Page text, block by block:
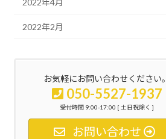
2022年4月
2022年2月
お気軽にお問い合わせください。
050-5527-1937
受付時間 9:00-17:00 [ 土日祝除く ]
お問い合わせ